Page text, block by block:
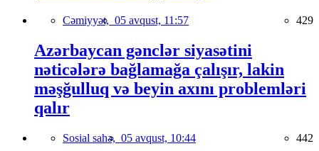
Cəmiyyət, 05 avqust, 11:57 429
Azərbaycan gənclər siyasətini
nəticələrə bağlamağa çalışır, lakin
məşğulluq və beyin axını problemləri
qalır
Sosial sahə, 05 avqust, 10:44 442